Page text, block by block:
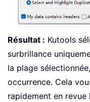
Résultat : Kutools
surbrillance
la plage
occurrence. Cela
rapidement en revue